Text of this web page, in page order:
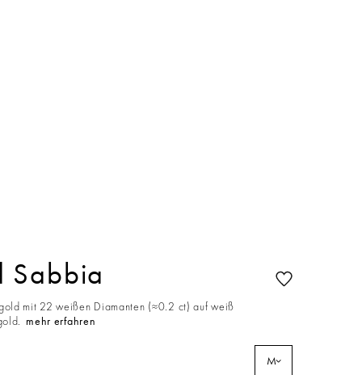
Sabbia
mit 22 weißen Diamanten (≈0.2 ct) auf weiß
mehr erfahren
M